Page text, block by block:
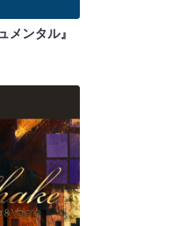
メンタル』